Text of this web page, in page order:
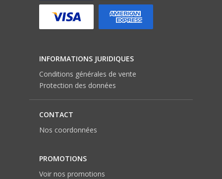
INFORMATIONS JURIDIQUES
Conditions générales de vente
Protection des données
CONTACT
Nos coordonnées
PROMOTIONS
Voir nos promotions